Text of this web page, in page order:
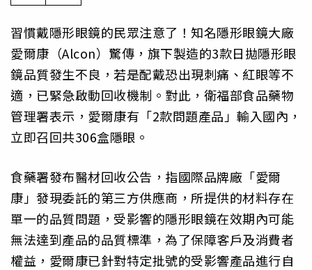
習慣戴隱形眼鏡的民眾注意了！知名隱形眼鏡大廠
愛爾康（Alcon）驚傳，旗下製造的3款日拋隱形眼
鏡品質發生不良，若是配戴恐出現刺痛、紅眼等不
適，已緊急啟動回收機制。對此，衛福部食品藥物
管理署表示，愛爾康有「2款問題產品」輸入國內，
立即召回共306盒隱眼。
食藥署發布醫材回收公告，指國際品牌廠「愛爾
康」發現委託的第三方供應商，所提供的材料存在
單一的品質問題，受影響的隱形眼鏡在效期內可能
無法達到產品的品質標準，為了保障客戶及消費者
權益，愛爾康已針對特定批號的受影響產品進行自